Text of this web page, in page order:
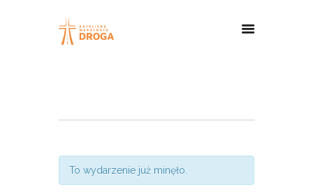
To wydarzenie już minęło.